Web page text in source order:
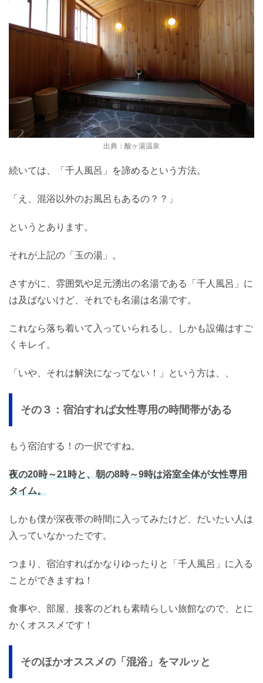
出典：酸ヶ湯温泉
続いては、「千人風呂」を諦めるという方法。
「え、混浴以外のお風呂もあるの？？」
というとあります。
それが上記の「玉の湯」。
さすがに、雰囲気や足元湧出の名湯である「千人風呂」に
は及ばないけど、それでも名湯は名湯です。
これなら落ち着いて入っていられるし、しかも設備はすご
くキレイ。
「いや、それは解決になってない！」という方は、、
その３：宿泊すれば女性専用の時間帯がある
もう宿泊する！の一択ですね。
夜の20時～21時と、朝の8時～9時は浴室全体が女性専用
タイム。
しかも僕が深夜帯の時間に入ってみたけど、だいたい人は
入っていなかったです。
つまり、宿泊すればかなりゆったりと「千人風呂」に入る
ことができますね！
食事や、部屋、接客のどれも素晴らしい旅館なので、とに
かくオススメです！
そのほかオススメの「混浴」をマルッと